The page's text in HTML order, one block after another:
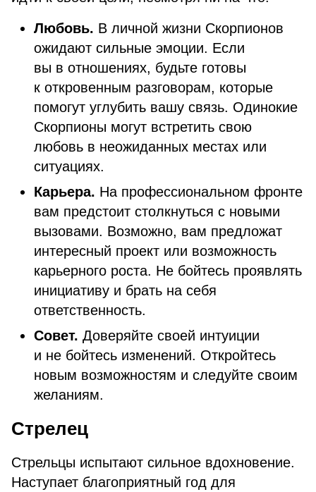
Любовь. В личной жизни Скорпионов
ожидают сильные эмоции. Если
вы в отношениях, будьте готовы
к откровенным разговорам, которые
помогут углубить вашу связь. Одинокие
Скорпионы могут встретить свою
любовь в неожиданных местах или
ситуациях.
Карьера. На профессиональном фронте
вам предстоит столкнуться с новыми
вызовами. Возможно, вам предложат
интересный проект или возможность
карьерного роста. Не бойтесь проявлять
инициативу и брать на себя
ответственность.
Совет. Доверяйте своей интуиции
и не бойтесь изменений. Откройтесь
новым возможностям и следуйте своим
желаниям.
Стрелец
Стрельцы испытают сильное вдохновение.
Наступает благоприятный год для